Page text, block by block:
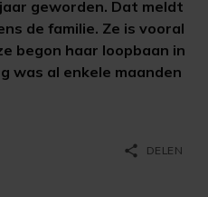
geworden. Dat meldt
de familie. Ze is vooral
begon haar loopbaan in
was al enkele maanden
share DELEN